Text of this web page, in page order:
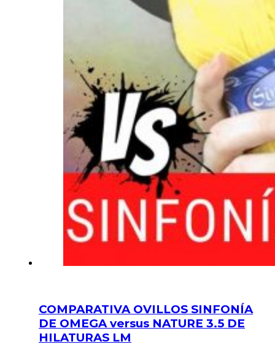
COMPARATIVA OVILLOS SINFONÍA
DE OMEGA versus NATURE 3.5 DE
HILATURAS LM